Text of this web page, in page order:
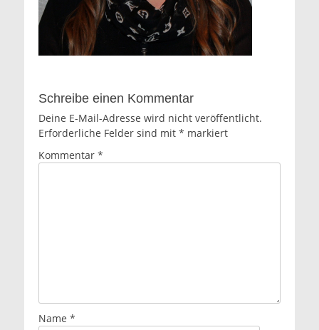
Schreibe einen Kommentar
Deine E-Mail-Adresse wird nicht veröffentlicht.
Erforderliche Felder sind mit * markiert
Kommentar *
Name *